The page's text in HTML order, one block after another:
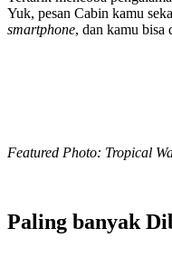
Yuk, pesan Cabin kamu
smartphone, dan kamu bisa
Featured Photo: Tropical
Paling banyak